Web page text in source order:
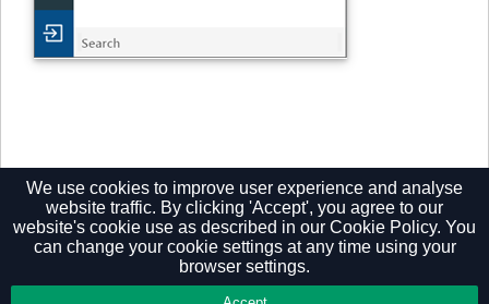
We use cookies to improve user experience and analyse
website traffic. By clicking 'Accept', you agree to our
website's cookie use as described in our Cookie Policy. You
can change your cookie settings at any time using your
browser settings.